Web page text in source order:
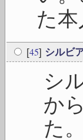
た
[45] シルビ
シ
か
た